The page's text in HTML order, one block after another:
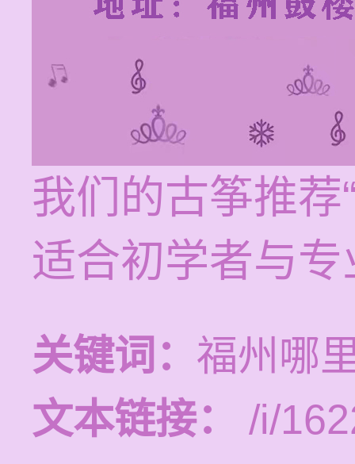
我们的古筝推荐
适合初学者与
关键词： 福州哪
文本链接：
/i/